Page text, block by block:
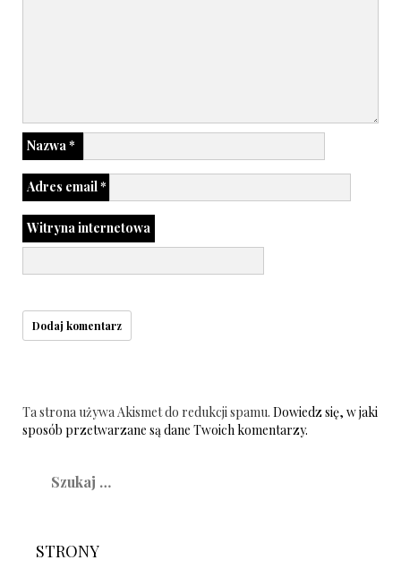
Nazwa*
Adres email*
Witryna internetowa
Ta strona używa Akismet do redukcji spamu. Dowiedz się, w jaki
sposób przetwarzane są dane Twoich komentarzy.
STRONY